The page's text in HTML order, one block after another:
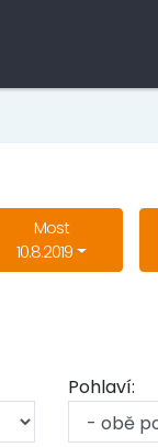
Most
10.8.2019
Pohlaví: